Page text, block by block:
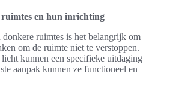
en hun inrichting
ruimtes is het belangrijk om
om de ruimte niet te verstoppen.
kunnen een specifieke uitdaging
aanpak kunnen ze functioneel en